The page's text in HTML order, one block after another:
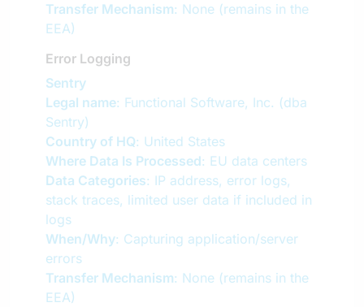
Transfer Mechanism: None (remains in the
EEA)
Error Logging
Sentry
Legal name: Functional Software, Inc. (dba
Sentry)
Country of HQ: United States
Where Data Is Processed: EU data centers
Data Categories: IP address, error logs,
stack traces, limited user data if included in
logs
When/Why: Capturing application/server
errors
Transfer Mechanism: None (remains in the
EEA)